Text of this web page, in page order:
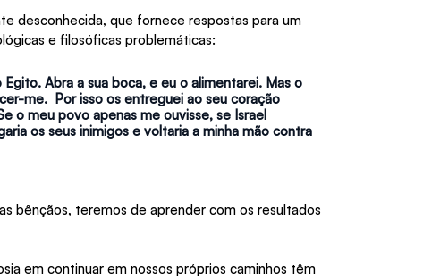
desconhecida, que fornece respostas para um
e filosóficas problemáticas:
Abra a sua boca, e eu o alimentarei. Mas o
me.  Por isso os entreguei ao seu coração
o meu povo apenas me ouvisse, se Israel
os seus inimigos e voltaria a minha mão contra
bênçãos, teremos de aprender com os resultados
em continuar em nossos próprios caminhos têm